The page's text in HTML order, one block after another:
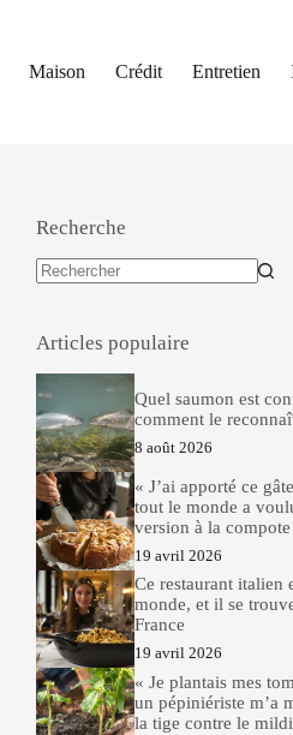
Maison Crédit Entretien
Recherche
Articles populaire
Quel saumon est
comment le
8 août 2026
« J’ai apporté ce
tout le monde a
version à la compote
19 avril 2026
Ce restaurant italien
monde, et il se
France
19 avril 2026
« Je plantais mes
un pépiniériste m’a
la tige contre le